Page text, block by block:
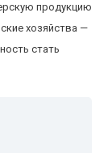
продукцию
хозяйства —
стать